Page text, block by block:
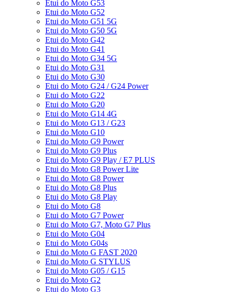
Etui do Moto G53
Etui do Moto G52
Etui do Moto G51 5G
Etui do Moto G50 5G
Etui do Moto G42
Etui do Moto G41
Etui do Moto G34 5G
Etui do Moto G31
Etui do Moto G30
Etui do Moto G24 / G24 Power
Etui do Moto G22
Etui do Moto G20
Etui do Moto G14 4G
Etui do Moto G13 / G23
Etui do Moto G10
Etui do Moto G9 Power
Etui do Moto G9 Plus
Etui do Moto G9 Play / E7 PLUS
Etui do Moto G8 Power Lite
Etui do Moto G8 Power
Etui do Moto G8 Plus
Etui do Moto G8 Play
Etui do Moto G8
Etui do Moto G7 Power
Etui do Moto G7, Moto G7 Plus
Etui do Moto G04
Etui do Moto G04s
Etui do Moto G FAST 2020
Etui do Moto G STYLUS
Etui do Moto G05 / G15
Etui do Moto G2
Etui do Moto G3